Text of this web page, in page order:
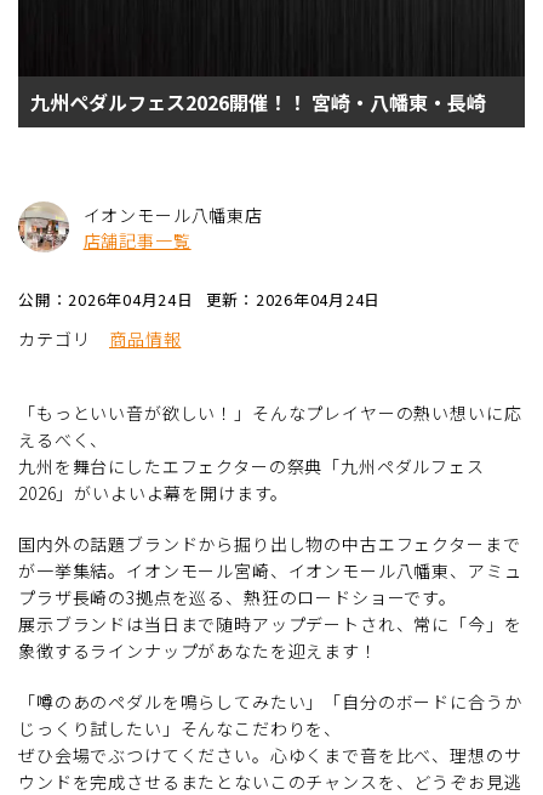
九州ペダルフェス2026開催！！ 宮崎・八幡東・長崎
イオンモール八幡東店
店舗記事一覧
公開：2026年04月24日 更新：2026年04月24日
カテゴリ 商品情報
「もっといい音が欲しい！」そんなプレイヤーの熱い想いに応
えるべく、
九州を舞台にしたエフェクターの祭典「九州ペダルフェス
2026」がいよいよ幕を開けます。
国内外の話題ブランドから掘り出し物の中古エフェクターまで
が一挙集結。イオンモール宮崎、イオンモール八幡東、アミュ
プラザ長崎の3拠点を巡る、熱狂のロードショーです。
展示ブランドは当日まで随時アップデートされ、常に「今」を
象徴するラインナップがあなたを迎えます！
「噂のあのペダルを鳴らしてみたい」「自分のボードに合うか
じっくり試したい」そんなこだわりを、
ぜひ会場でぶつけてください。心ゆくまで音を比べ、理想のサ
ウンドを完成させるまたとないこのチャンスを、どうぞお見逃